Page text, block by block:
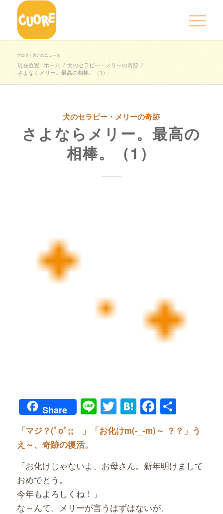
ブログ - 最近のニュース
現在位置: ホーム / 犬のセラピー・メリーの奇跡 /
さよならメリー。最高の相棒。（1）
犬のセラピー・メリーの奇跡
さよならメリー。最高の
相棒。（1）
Share LineTwitter
Hatena共
有
「マジ？(ﾟoﾟ;; 」「お化けm(-_-m)～ ？？」う
え～、奇跡の復活。
「お化けじゃないよ、お母さん。新年明けまして
おめでとう。
今年もよろしくね！」
な～んて、メリーが言うはずはないが、